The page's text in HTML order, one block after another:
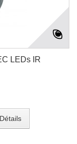
LEDs IR
Détails